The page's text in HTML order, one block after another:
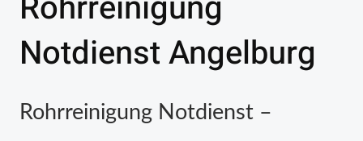
Notdienst Angelburg
Rohrreinigung Notdienst –